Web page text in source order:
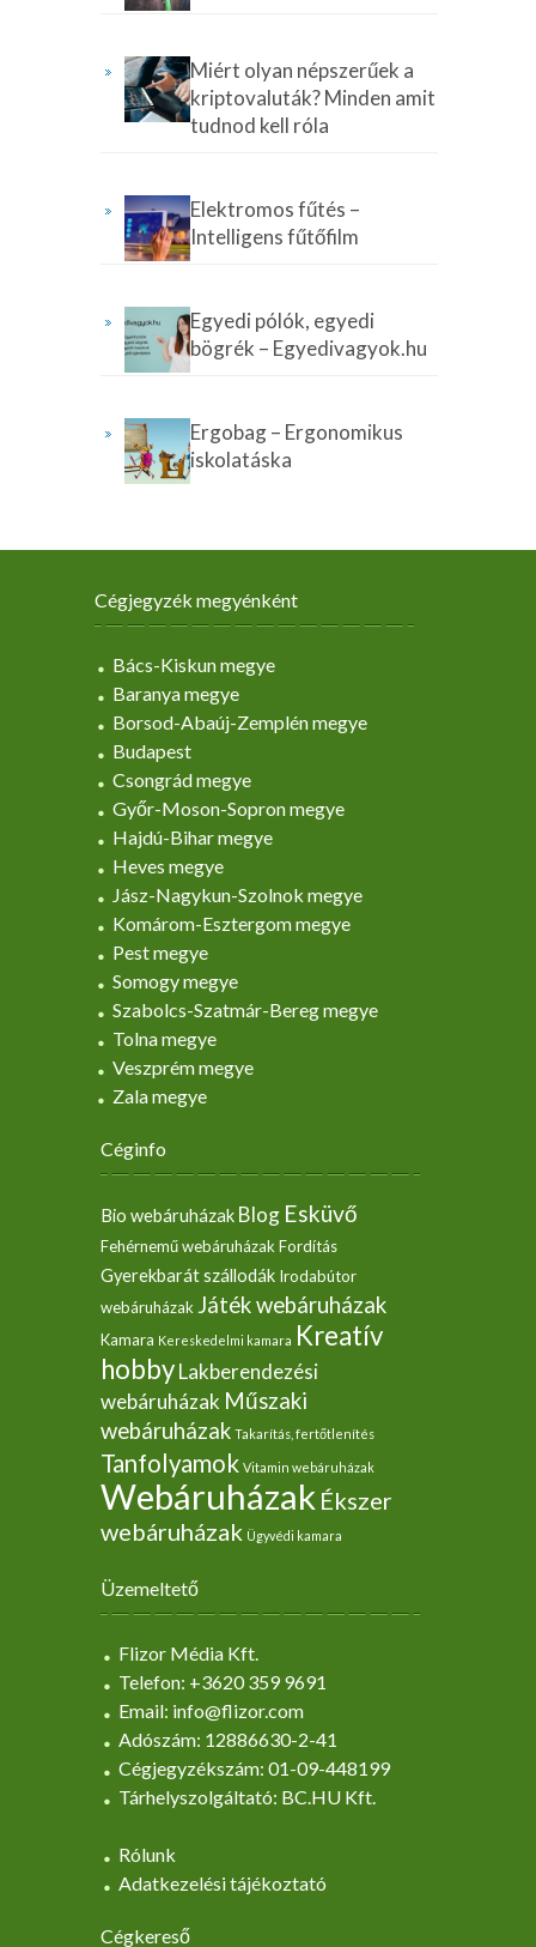
Miért olyan népszerűek a
kriptovaluták? Minden amit
tudnod kell róla
Elektromos fűtés –
Intelligens fűtőfilm
Egyedi pólók, egyedi
bögrék – Egyedivagyok.hu
Ergobag – Ergonomikus
iskolatáska
Cégjegyzék megyénként
Bács-Kiskun megye
Baranya megye
Borsod-Abaúj-Zemplén megye
Budapest
Csongrád megye
Győr-Moson-Sopron megye
Hajdú-Bihar megye
Heves megye
Jász-Nagykun-Szolnok megye
Komárom-Esztergom megye
Pest megye
Somogy megye
Szabolcs-Szatmár-Bereg megye
Tolna megye
Veszprém megye
Zala megye
Céginfo
Bio webáruházak Blog Esküvő
Fehérnemű webáruházak Fordítás
Gyerekbarát szállodák Irodabútor
webáruházak Játék webáruházak
Kamara Kereskedelmi kamara Kreatív
hobbyLakberendezési
webáruházak Műszaki
webáruházak Takarítás, fertőtlenítés
Tanfolyamok Vitamin webáruházak
Webáruházak Ékszer
webáruházak Ügyvédi kamara
Üzemeltető
Flizor Média Kft.
Telefon: +3620 359 9691
Email: info@flizor.com
Adószám: 12886630-2-41
Cégjegyzékszám: 01-09-448199
Tárhelyszolgáltató: BC.HU Kft.
Rólunk
Adatkezelési tájékoztató
Cégkereső